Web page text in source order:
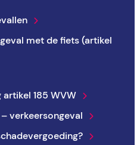
met de fiets (artikel
185 WVW
verkeersongeval